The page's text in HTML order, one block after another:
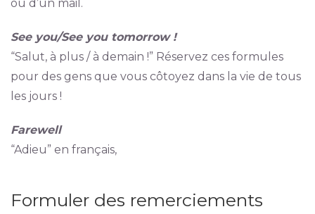
ou d’un mail.
See you/See you tomorrow !
“Salut, à plus / à demain !” Réservez ces formules
pour des gens que vous côtoyez dans la vie de tous
les jours !
Farewell
“Adieu” en français,
Formuler des remerciements